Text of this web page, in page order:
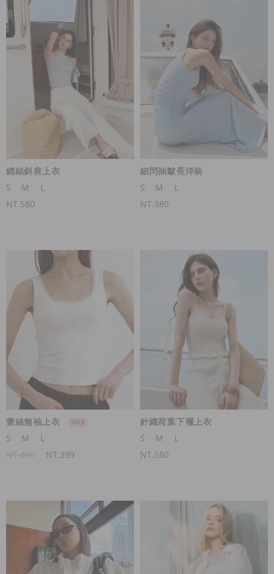
綁結斜肩上衣
S
M
L
NT.580
細閃抽皺長洋裝
S
M
L
NT.980
蕾絲無袖上衣
S
M
L
NT.399
針織荷葉下襬上衣
S
M
L
NT.580